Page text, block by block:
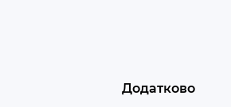
Додатково